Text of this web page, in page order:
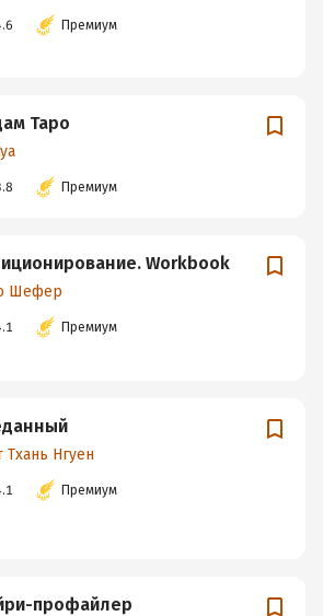
Премиум
Таро
Премиум
Workbook
Шефер
Премиум
Тхань Нгуен
Премиум
профайлер